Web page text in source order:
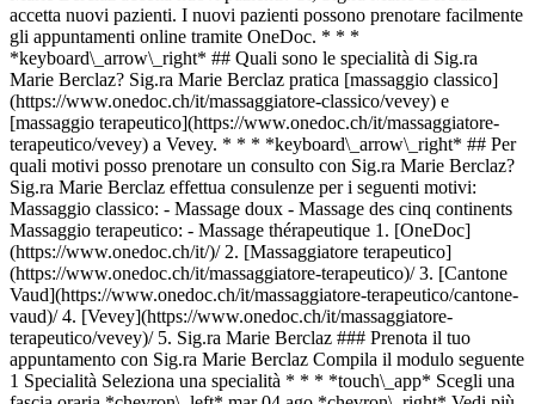
accetta nuovi pazienti. I nuovi pazienti possono prenotare facilmente
gli appuntamenti online tramite OneDoc. * * *
*keyboard\_arrow\_right* ## Quali sono le specialità di Sig.ra
Marie Berclaz? Sig.ra Marie Berclaz pratica [massaggio classico]
(https://www.onedoc.ch/it/massaggiatore-classico/vevey) e
[massaggio terapeutico](https://www.onedoc.ch/it/massaggiatore-
terapeutico/vevey) a Vevey. * * * *keyboard\_arrow\_right* ## Per
quali motivi posso prenotare un consulto con Sig.ra Marie Berclaz?
Sig.ra Marie Berclaz effettua consulenze per i seguenti motivi:
Massaggio classico: - Massage doux - Massage des cinq continents
Massaggio terapeutico: - Massage thérapeutique 1. [OneDoc](https://www.onedoc.ch/it/)/ 2. [Massaggiatore terapeutico](https://www.onedoc.ch/it/massaggiatore-terapeutico)/ 3. [Cantone Vaud](https://www.onedoc.ch/it/massaggiatore-terapeutico/cantone-vaud)/ 4. [Vevey](https://www.onedoc.ch/it/massaggiatore-terapeutico/vevey)/ 5. Sig.ra Marie Berclaz ### Prenota il tuo appuntamento con Sig.ra Marie Berclaz Compila il modulo seguente 1 Specialità Seleziona una specialità * * * *touch\_app* Scegli una fascia oraria *chevron\_left* mar 04 ago *chevron\_right* Vedi più appuntamenti Fascia oraria Prenota appuntamento ### Scarica l'app OneDoc Prenota un appuntamento online con un medico, dentista o terapeuta vicino a te in Svizzera. L'app OneDoc ti consente di gestire tutti i tuoi appuntamenti medici dal tuo cellulare, ovunque e in qualsiasi momento. ![Codice QR che rimanda all’App Store o a Google Play per scaricare l’app OneDoc Pazienti](https://www.onedoc.ch/assets/images/download-app-qr.jpeg) Scansiona il codice QR per scaricare l'app [![Scarica la nostra applicazione su App Store!](https://www.onedoc.ch/assets/images/app-store-badge-it.svg)](https://apps.apple.com/ch/app/onedoc/id1592376413?l=fr)[![Scarica la nostra app su Google Play Store!](https://www.onedoc.ch/assets/images/google-play-badge-it.png)](https://play.google.com/store/apps/details?id=ch.onedoc.patient&hl=fr-CH) *keyboard\_arrow\_right* ## Specialità correlate [Massaggiatore classico a Losanna](https://www.onedoc.ch/it/massaggiatore-classico/losanna)[Massaggiatore classico a Nyon](https://www.onedoc.ch/it/massaggiatore-classico/nyon)[Massaggiatore classico a Vevey](https://www.onedoc.ch/it/massaggiatore-classico/vevey)[Massaggiatore classico a Bulle](https://www.onedoc.ch/it/massaggiatore-classico/bulle)[Massaggiatore classico a Friburgo](https://www.onedoc.ch/it/massaggiatore-classico/friburgo)[Massaggiatore classico a Sion](https://www.onedoc.ch/it/massaggiatore-classico/sion)[Massaggiatore classico a Gland](https://www.onedoc.ch/it/massaggiatore-classico/gland)[Massaggiatore classico a Martigny](https://www.onedoc.ch/it/massaggiatore-classico/martigny)[Massaggiatore classico a Yverdon-les-Bains](https://www.onedoc.ch/it/massaggiatore-classico/yverdon-les-bains)[Massaggiatore classico a Lutry](https://www.onedoc.ch/it/massaggiatore-classico/lutry)[Massaggiatore classico a Renens](https://www.onedoc.ch/it/massaggiatore-classico/renens)[Massaggiatore classico a Montreux](https://www.onedoc.ch/it/massaggiatore-classico/montreux)[Massaggiatore classico a Morges](https://www.onedoc.ch/it/massaggiatore-classico/morges)[Massaggiatore classico a Châtel-Saint-Denis](https://www.onedoc.ch/it/massaggiatore-classico/chatel-saint-denis)[Massaggiatore classico a La Tour-de-Peilz](https://www.onedoc.ch/it/massaggiatore-classico/la-tour-de-peilz)[Massaggiatore classico a Préverenges](https://www.onedoc.ch/it/massaggiatore-classico/preverenges)[Massaggiatore classico a Épalinges](https://www.onedoc.ch/it/massaggiatore-classico/epalinges)[Massaggiatore classico a Monthey](https://www.onedoc.ch/it/massaggiatore-classico/monthey)[Massaggiatore classico a Le Mont-sur-Lausanne](https://www.onedoc.ch/it/massaggiatore-classico/le-mont-sur-lausanne)[Massaggiatore classico a Bex](https://www.onedoc.ch/it/massaggiatore-classico/bex)[Massaggiatore classico a Payerne](https://www.onedoc.ch/it/massaggiatore-classico/payerne) *keyboard\_arrow\_right* ## Ricerche frequenti [Fisioterapista a Losanna](https://www.onedoc.ch/it/fisioterapista/losanna)[Psicologo a Losanna](https://www.onedoc.ch/it/psicologo/losanna)[Osteopata a Losanna](https://www.onedoc.ch/it/osteopata/losanna)[Massaggiatore classico a Losanna](https://www.onedoc.ch/it/massaggiatore-classico/losanna)[Medico generico a Losanna](https://www.onedoc.ch/it/medico-generico/losanna)[Terapista in linfodrenaggio manuale a Losanna](https://www.onedoc.ch/it/terapista-in-linfodrenaggio-manuale/losanna)[Terapista in riflessologia a Losanna](https://www.onedoc.ch/it/terapista-in-riflessologia/losanna)[Dentista a Losanna](https://www.onedoc.ch/it/dentista/losanna)[Oculista a Losanna](https://www.onedoc.ch/it/oculista/losanna)[Agopuntore a Losanna](https://www.onedoc.ch/it/agopuntore/losanna)[Massaggiatore terapeutico a Losanna](https://www.onedoc.ch/it/massaggiatore-terapeutico/losanna)[Ipnoterapista a Losanna](https://www.onedoc.ch/it/ipnoterapista/losanna)[Terapista della nutrizione (MCO) a Losanna](https://www.onedoc.ch/it/terapista-della-nutrizione-mco/losanna)[Osteopata a Friburgo](https://www.onedoc.ch/it/osteopata/friburgo)[Fisioterapista sportivo a Losanna](https://www.onedoc.ch/it/fisioterapista-sportivo/losanna)[Naturopata MCO/TEN a Losanna](https://www.onedoc.ch/it/naturopata-mco-ten/losanna)[OB-GYN (ostetrico-ginecologo) a Losanna](https://www.onedoc.ch/it/ob-gyn-ostetrico-ginecologo/losanna)[Massaggiatore classico a Nyon](https://www.onedoc.ch/it/massaggiatore-classico/nyon)[Osteopata a Vevey](https://www.onedoc.ch/it/osteopata/vevey)[Psicoterapeuta a Losanna](https://www.onedoc.ch/it/psicoterapeuta/losanna)[Psicologo a Nyon](https://www.onedoc.ch/it/psicologo/nyon) *keyboard\_arrow\_right* ## Cerca un professionista [Elenco dei professionisti](https://www.onedoc.ch/it/elenco) [A](https://www.onedoc.ch/it/elenco/A) [B](https://www.onedoc.ch/it/elenco/B) [C](https://www.onedoc.ch/it/elenco/C) [D](https://www.onedoc.ch/it/elenco/D) [E](https://www.onedoc.ch/it/elenco/E) [F](https://www.onedoc.ch/it/elenco/F) [G](https://www.onedoc.ch/it/elenco/G) [H](https://www.onedoc.ch/it/elenco/H) [I](https://www.onedoc.ch/it/elenco/I) [J](https://www.onedoc.ch/it/elenco/J) [K](https://www.onedoc.ch/it/elenco/K) [L](https://www.onedoc.ch/it/elenco/L) [M](https://www.onedoc.ch/it/elenco/M) [N](https://www.onedoc.ch/it/elenco/N) [O](https://www.onedoc.ch/it/elenco/O) [P](https://www.onedoc.ch/it/elenco/P) [Q](https://www.onedoc.ch/it/elenco/Q) [R](https://www.onedoc.ch/it/elenco/R) [S](https://www.onedoc.ch/it/elenco/S) [T](https://www.onedoc.ch/it/elenco/T) [U](https://www.onedoc.ch/it/elenco/U) [V](https://www.onedoc.ch/it/elenco/V) [W](https://www.onedoc.ch/it/elenco/W) [X](https://www.onedoc.ch/it/elenco/X) [Y](https://www.onedoc.ch/it/elenco/Y) [Z](https://www.onedoc.ch/it/elenco/Z) ## OneDoc [Sono un professionista](https://info.onedoc.ch/it/) [Su di noi](https://info.onedoc.ch/it/nostra-missione/) [News e premi](https://info.onedoc.ch/it/media/) [Lavora con noi](https://career.onedoc.ch/it) [Centro privacy](https://privacy.onedoc.ch/it/) [Gestione dei cookie](javascript:Didomi.preferences.show%28%29) [Centro di assistenza](https://help.onedoc.ch/it/) ## Lingue [Deutsch](https://www.onedoc.ch/de/masseurin-therapeutische-massage/vevey/pcj5u/marie-berclaz) [Français](https://www.onedoc.ch/fr/masseuse-therapeutique/vevey/pcj5u/marie-berclaz) [Italiano](https://www.onedoc.ch/it/massaggiatrice-terapeutica/vevey/pcj5u/marie-berclaz) [English](https://www.onedoc.ch/en/therapeutic-massage-therapist/vevey/pcj5u/marie-berclaz) ## Specialità correlate [Massaggiatore classico a Losanna](https://www.onedoc.ch/it/massaggiatore-classico/losanna) [Massaggiatore classico a Nyon](https://www.onedoc.ch/it/massaggiatore-classico/nyon) [Massaggiatore classico a Vevey](https://www.onedoc.ch/it/massaggiatore-classico/vevey) [Massaggiatore classico a Bulle](https://www.onedoc.ch/it/massaggiatore-classico/bulle) [Massaggiatore classico a Friburgo](https://www.onedoc.ch/it/massaggiatore-classico/friburgo) [Massaggiatore classico a Sion](https://www.onedoc.ch/it/massaggiatore-classico/sion) [Massaggiatore classico a Gland](https://www.onedoc.ch/it/massaggiatore-classico/gland) [Massaggiatore classico a Martigny](https://www.onedoc.ch/it/massaggiatore-classico/martigny) [Massaggiatore classico a Yverdon-les-Bains](https://www.onedoc.ch/it/massaggiatore-classico/yverdon-les-bains) [Massaggiatore classico a Lutry](https://www.onedoc.ch/it/massaggiatore-classico/lutry) [Massaggiatore classico a Renens](https://www.onedoc.ch/it/massaggiatore-classico/renens) [Massaggiatore classico a Montreux](https://www.onedoc.ch/it/massaggiatore-classico/montreux) [Massaggiatore classico a Morges](https://www.onedoc.ch/it/massaggiatore-classico/morges) [Massaggiatore classico a Châtel-Saint-Denis](https://www.onedoc.ch/it/massaggiatore-classico/chatel-saint-denis) [Massaggiatore classico a La Tour-de-Peilz](https://www.onedoc.ch/it/massaggiatore-classico/la-tour-de-peilz) [Massaggiatore classico a Préverenges](https://www.onedoc.ch/it/massaggiatore-classico/preverenges) [Massaggiatore classico a Épalinges](https://www.onedoc.ch/it/massaggiatore-classico/epalinges) [Massaggiatore classico a Monthey](https://www.onedoc.ch/it/massaggiatore-classico/monthey) [Massaggiatore classico a Le Mont-sur-Lausanne](https://www.onedoc.ch/it/massaggiatore-classico/le-mont-sur-lausanne) [Massaggiatore classico a Bex](https://www.onedoc.ch/it/massaggiatore-classico/bex) [Massaggiatore classico a Payerne](https://www.onedoc.ch/it/massaggiatore-classico/payerne) ## Ricerche frequenti [Fisioterapista a Losanna](https://www.onedoc.ch/it/fisioterapista/losanna) [Psicologo a Losanna](https://www.onedoc.ch/it/psicologo/losanna) [Osteopata a Losanna](https://www.onedoc.ch/it/osteopata/losanna) [Massaggiatore classico a Losanna](https://www.onedoc.ch/it/massaggiatore-classico/losanna) [Medico generico a Losanna](https://www.onedoc.ch/it/medico-generico/losanna) [Terapista in linfodrenaggio manuale a Losanna](https://www.onedoc.ch/it/terapista-in-linfodrenaggio-manuale/losanna) [Terapista in riflessologia a Losanna](https://www.onedoc.ch/it/terapista-in-riflessologia/losanna) [Dentista a Losanna](https://www.onedoc.ch/it/dentista/losanna) [Oculista a Losanna](https://www.onedoc.ch/it/oculista/losanna) [Agopuntore a Losanna](https://www.onedoc.ch/it/agopuntore/losanna) [Massaggiatore terapeutico a Losanna](https://www.onedoc.ch/it/massaggiatore-